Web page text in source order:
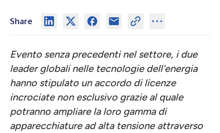
Share
Evento senza precedenti nel settore, i due
leader globali nelle tecnologie dell'energia
hanno stipulato un accordo di licenze
incrociate non esclusivo grazie al quale
potranno ampliare la loro gamma di
apparecchiature ad alta tensione attraverso